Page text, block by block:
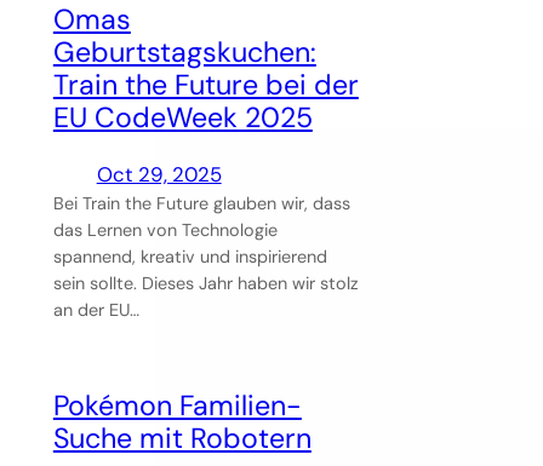
Omas
Geburtstagskuchen:
Train the Future bei der
EU CodeWeek 2025
Oct 29, 2025
Bei Train the Future glauben wir, dass
das Lernen von Technologie
spannend, kreativ und inspirierend
sein sollte. Dieses Jahr haben wir stolz
an der EU…
Pokémon Familien-
Suche mit Robotern